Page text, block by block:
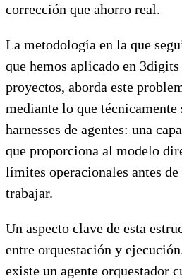
corrección que ahorro real.
La metodología en la que
que hemos aplicado en
proyectos, aborda este
mediante lo que técnicamente
harnesses de agentes: una
que proporciona al modelo
límites operacionales antes de
trabajar.
Un aspecto clave de esta
entre orquestación y
existe un agente orquestador